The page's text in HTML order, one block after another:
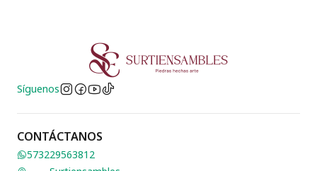
Síguenos
CONTÁCTANOS
573229563812